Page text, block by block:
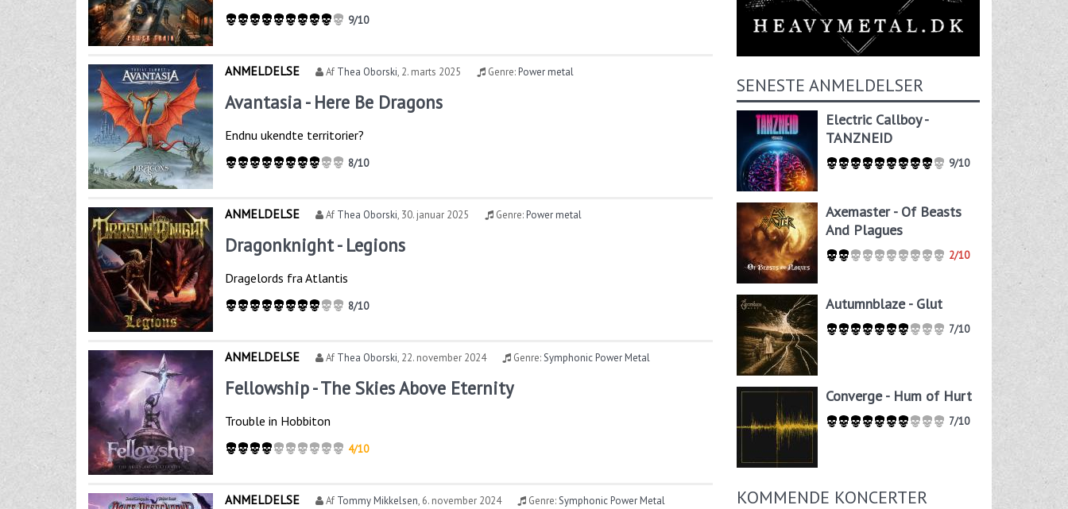
9/10
ANMELDELSE Af Thea Oborski, 2. marts 2025 Genre:Power metal
Avantasia - Here Be Dragons
Endnu ukendte territorier?
8/10
ANMELDELSE Af Thea Oborski, 30. januar 2025 Genre:Power metal
Dragonknight - Legions
Dragelords fra Atlantis
8/10
ANMELDELSE Af Thea Oborski, 22. november 2024 Genre:Symphonic Power Metal
Fellowship - The Skies Above Eternity
Trouble in Hobbiton
4/10
ANMELDELSE Af Tommy Mikkelsen, 6. november 2024 Genre:Symphonic Power Metal
SENESTE ANMELDELSER
Electric Callboy -
TANZNEID
9/10
Axemaster - Of Beasts
And Plagues
2/10
Autumnblaze - Glut
7/10
Converge - Hum of Hurt
7/10
KOMMENDE KONCERTER